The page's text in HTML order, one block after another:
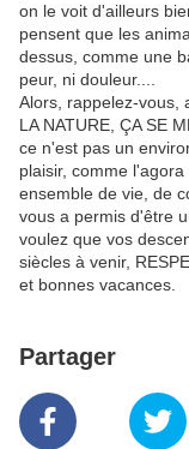
on le voit d'ailleurs
pensent que les
dessus, comme une
peur, ni douleur....
Alors, rappelez-vous,
LA NATURE, ÇA SE
ce n'est pas un
plaisir, comme
ensemble de vie, de
vous a permis d'être
voulez que vos
siècles à venir,
et bonnes vacances.
Partager